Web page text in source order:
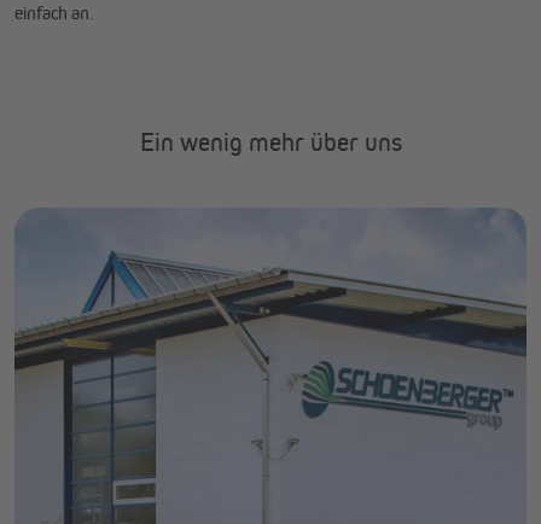
einfach an.
Ein wenig mehr über uns